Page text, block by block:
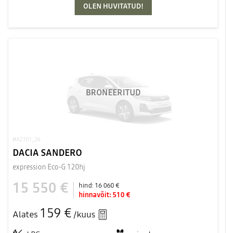
OLEN HUVITATUD!
#A2101_26
BRONEERITUD
DACIA SANDERO
expression Eco-G 120hj
15 550 € hind: 16 060 €
hinnavõit: 510 €
Alates 159 € /kuus